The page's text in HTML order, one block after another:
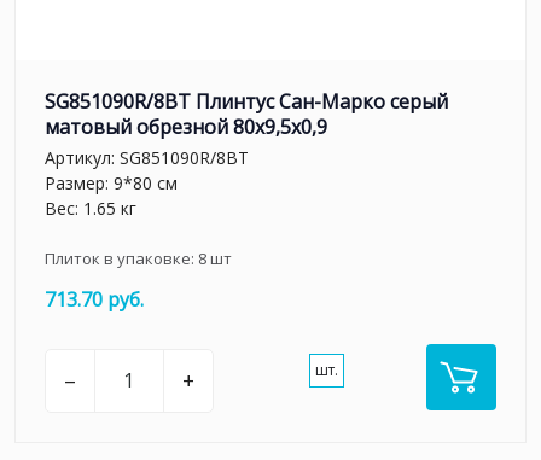
SG851090R/8BT Плинтус Сан-Марко серый
матовый обрезной 80x9,5x0,9
Артикул: SG851090R/8BT
Размер: 9*80 см
Вес: 1.65 кг
Плиток в упаковке: 8шт
713.70 руб.
– + шт.